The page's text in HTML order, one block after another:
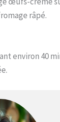
râpé.
environ 40